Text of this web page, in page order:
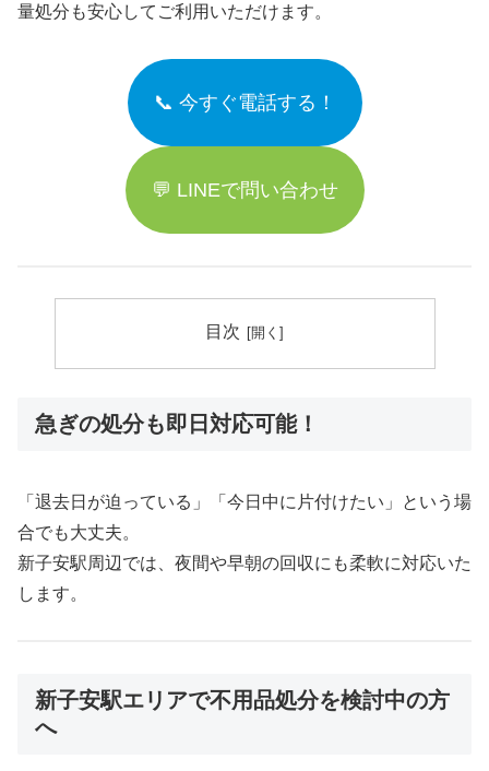
量処分も安心してご利用いただけます。
📞 今すぐ電話する！
💬 LINEで問い合わせ
目次
急ぎの処分も即日対応可能！
「退去日が迫っている」「今日中に片付けたい」という場
合でも大丈夫。
新子安駅周辺では、夜間や早朝の回収にも柔軟に対応いた
します。
新子安駅エリアで不用品処分を検討中の方
へ